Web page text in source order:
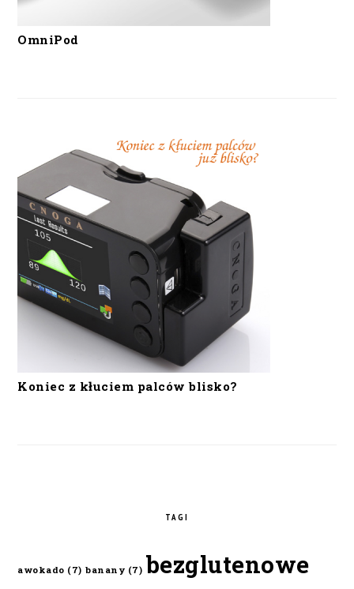
OmniPod
Koniec z kłuciem palców blisko?
TAGI
awokado (7) banany (7) bezglutenowe